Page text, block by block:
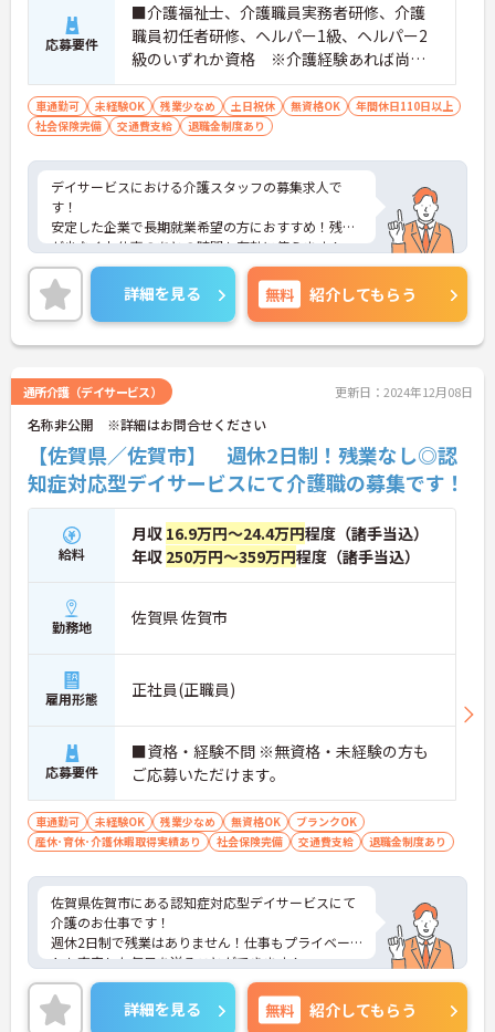
応募要件
■介護福祉士、介護職員実務者研修、介護
職員初任者研修、ヘルパー1級、ヘルパー2
級のいずれか資格 ※介護経験あれば尚
可 ※無資格・未経験応相談 ■普通自動車
運転免許（AT限定可）
車通勤可 未経験OK 残業少なめ 土日祝休 無資格OK
年間休日110日以上
社会保険完備
交通費支給 退職金制度あり
デイサービスにおける介護スタッフの募集求人で
す！
安定した企業で長期就業希望の方におすすめ！残業
が少なくお仕事のあとの時間も有効に使えます！
ご興味ある方には、面接のポイントなど、さらに詳
細をお話致しますのでお気軽にご相談ください。
詳細を見る 無料 紹介してもらう
通所介護（デイサービス） 更新日：2024年12月08日
名称非公開 ※詳細はお問合せください
【佐賀県／佐賀市】 週休2日制！残業なし◎認
知症対応型デイサービスにて介護職の募集です！
給料
月収 16.9万円～24.4万円程度（諸手当込）
年収 250万円～359万円程度（諸手当込）
勤務地 佐賀県 佐賀市
雇用形態 正社員(正職員)
応募要件
■資格・経験不問 ※無資格・未経験の方も
ご応募いただけます。
車通勤可 未経験OK 残業少なめ 無資格OK
ブランクOK
産休･育休･介護休暇取得実績あり
社会保険完備 交通費支給 退職金制度あり
佐賀県佐賀市にある認知症対応型デイサービスにて
介護のお仕事です！
週休2日制で残業はありません！仕事もプライベー
トも充実した毎日を送ることができます！
資格や経験は不問！資格を取ったばかりの方、ブラ
ンクがある方、未経験の方でもご応募可能です◎
ご興味がある方は是非一度マイナビまでお問い合わ
詳細を見る 無料 紹介してもらう